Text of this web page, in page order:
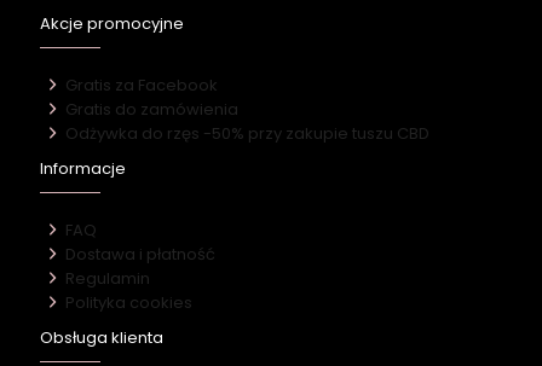
Akcje promocyjne
Gratis za Facebook
Gratis do zamówienia
Odżywka do rzęs -50% przy zakupie tuszu CBD
Informacje
FAQ
Dostawa i płatność
Regulamin
Polityka cookies
Obsługa klienta